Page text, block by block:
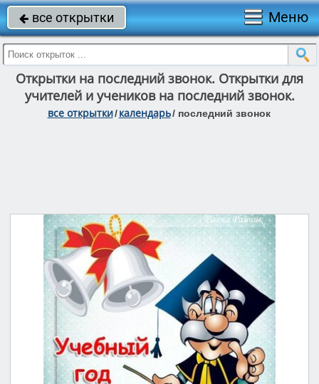
 все открытки Меню
Открытки на последний звонок. Открытки для
учителей и учеников на последний звонок.
все открытки/ календарь/ последний звонок